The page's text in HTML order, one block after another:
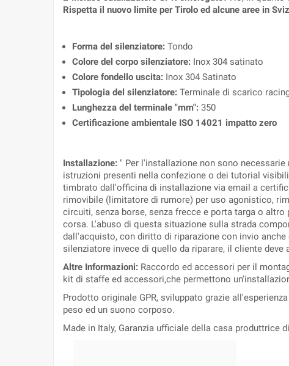
Rispetta il nuovo limite per Tirolo ed alcune aree in
Forma del silenziatore: Tondo
Colore del corpo silenziatore: Inox 304 satinato
Colore fondello uscita: Inox 304 Satinato
Tipologia del silenziatore: Terminale di scarico
Lunghezza del terminale "mm": 350
Certificazione ambientale ISO 14021 impatto zero
Installazione: " Per l'installazione non sono
istruzioni presenti nella confezione o dei tutorial
timbrato dall'officina di installazione via email a
rimovibile (limitatore di rumore) per uso agonistico,
circuiti, senza borse, senza frecce e porta targa o
corsa. L'abuso di questa situazione sulla strada
dall'acquisto, con diritto di riparazione con invio
silenziatore invece di quello da riparare, il cliente
Altre Informazioni: Raccordo ed accessori per il
kit di staffe ed accessori,che permettono
Prodotto originale GPR, sviluppato grazie
peso ed un suono corposo.
Made in Italy, Garanzia ufficiale della casa produttrice